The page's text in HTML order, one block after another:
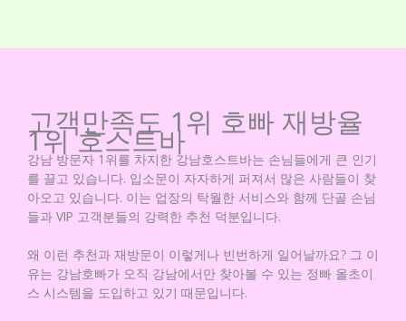
고객만족도 1위 호빠 재방율
1위 호스트바
강남 방문자 1위를 차지한 강남호스트바는 손님들에게 큰 인기
를 끌고 있습니다. 입소문이 자자하게 퍼져서 많은 사람들이 찾
아오고 있습니다. 이는 업장의 탁월한 서비스와 함께 단골 손님
들과 VIP 고객분들의 강력한 추천 덕분입니다.
왜 이런 추천과 재방문이 이렇게나 빈번하게 일어날까요? 그 이
유는 강남호빠가 오직 강남에서만 찾아볼 수 있는 정빠 올초이
스 시스템을 도입하고 있기 때문입니다.